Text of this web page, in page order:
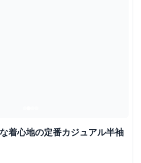
着心地の定番カジュアル半袖